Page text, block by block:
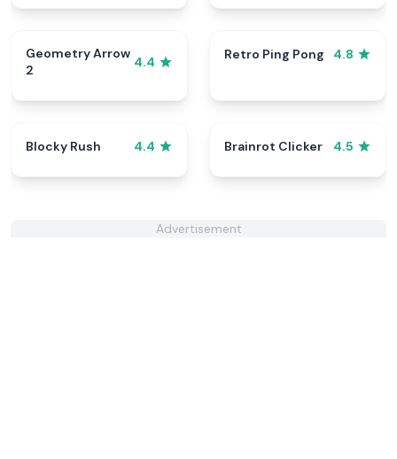
Geometry Arrow
2
4.4
Retro Ping Pong 4.8
Blocky Rush 4.4 Brainrot Clicker 4.5
Advertisement